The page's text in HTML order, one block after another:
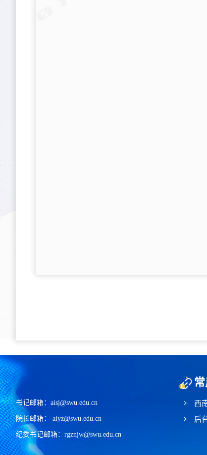
书记邮箱：aisj@swu.edu.cn
院长邮箱： aiyz@swu.edu.cn
纪委书记邮箱：rgznjw@swu.edu.cn
西
后